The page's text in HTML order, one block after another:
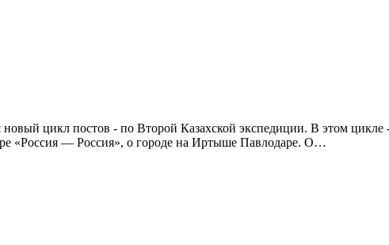
цикл постов - по Второй Казахской экспедиции. В этом цикле
«Россия — Россия», о городе на Иртыше Павлодаре. О…